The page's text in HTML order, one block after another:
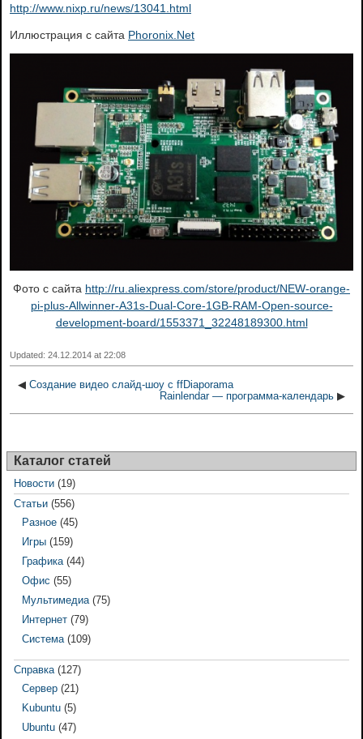
http://www.nixp.ru/news/13041.html
Иллюстрация с сайта Phoronix.Net
Фото с сайта http://ru.aliexpress.com/store/product/NEW-orange-
pi-plus-Allwinner-A31s-Dual-Core-1GB-RAM-Open-source-
development-board/1553371_32248189300.html
Updated: 24.12.2014 at 22:08
◀ Создание видео слайд-шоу с ffDiaporama
Rainlendar — программа-календарь ▶
Каталог статей
Новости (19)
Статьи (556)
Разное (45)
Игры (159)
Графика (44)
Офис (55)
Мультимедиа (75)
Интернет (79)
Система (109)
Справка (127)
Сервер (21)
Kubuntu (5)
Ubuntu (47)